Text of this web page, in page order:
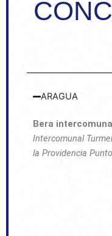
ARAGUA
Bera
Intercomunal
la Providencia